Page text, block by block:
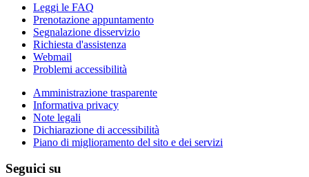
Leggi le FAQ
Prenotazione appuntamento
Segnalazione disservizio
Richiesta d'assistenza
Webmail
Problemi accessibilità
Amministrazione trasparente
Informativa privacy
Note legali
Dichiarazione di accessibilità
Piano di miglioramento del sito e dei servizi
Seguici su